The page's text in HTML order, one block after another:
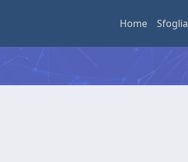
Home Sfoglia